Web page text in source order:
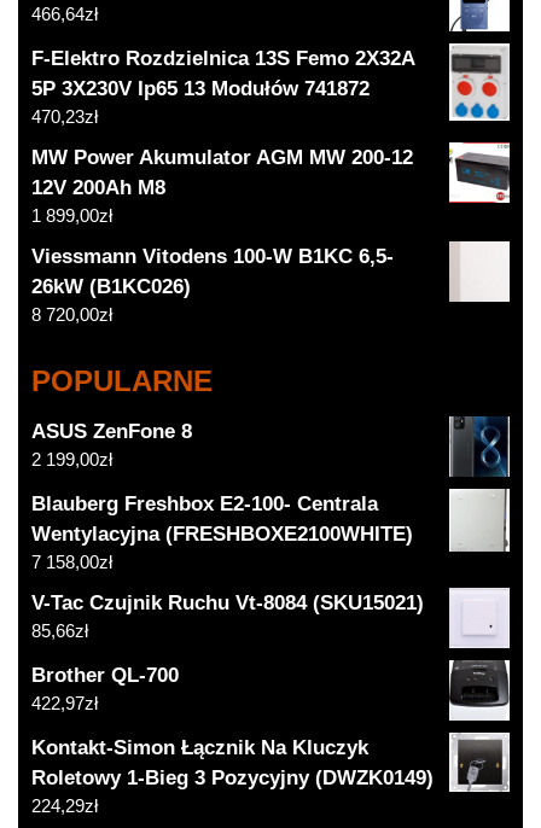
466,64zł
F-Elektro Rozdzielnica 13S Femo 2X32A
5P 3X230V Ip65 13 Modułów 741872
470,23zł
MW Power Akumulator AGM MW 200-12
12V 200Ah M8
1 899,00zł
Viessmann Vitodens 100-W B1KC 6,5-
26kW (B1KC026)
8 720,00zł
POPULARNE
ASUS ZenFone 8
2 199,00zł
Blauberg Freshbox E2-100- Centrala
Wentylacyjna (FRESHBOXE2100WHITE)
7 158,00zł
V-Tac Czujnik Ruchu Vt-8084 (SKU15021)
85,66zł
Brother QL-700
422,97zł
Kontakt-Simon Łącznik Na Kluczyk
Roletowy 1-Bieg 3 Pozycyjny (DWZK0149)
224,29zł